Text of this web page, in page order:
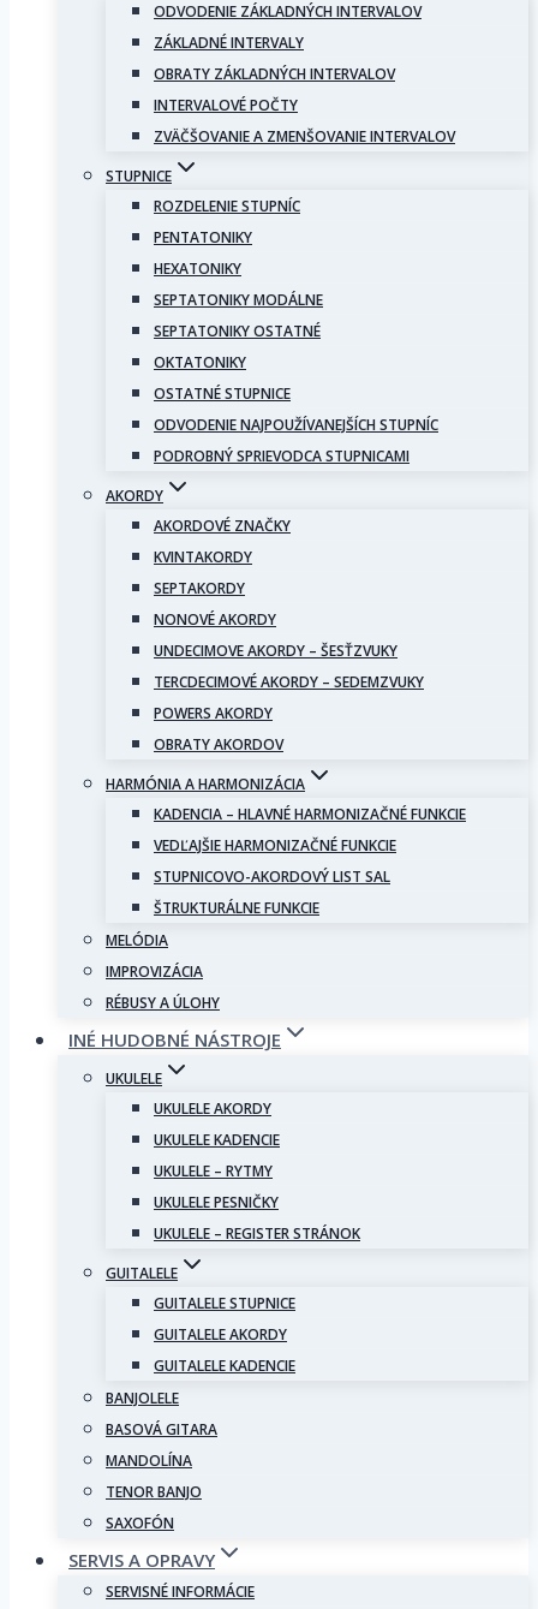
ODVODENIE ZÁKLADNÝCH INTERVALOV
ZÁKLADNÉ INTERVALY
OBRATY ZÁKLADNÝCH INTERVALOV
INTERVALOVÉ POČTY
ZVÄČŠOVANIE A ZMENŠOVANIE INTERVALOV
STUPNICE
ROZDELENIE STUPNÍC
PENTATONIKY
HEXATONIKY
SEPTATONIKY MODÁLNE
SEPTATONIKY OSTATNÉ
OKTATONIKY
OSTATNÉ STUPNICE
ODVODENIE NAJPOUŽÍVANEJŠÍCH STUPNÍC
PODROBNÝ SPRIEVODCA STUPNICAMI
AKORDY
AKORDOVÉ ZNAČKY
KVINTAKORDY
SEPTAKORDY
NONOVÉ AKORDY
UNDECIMOVE AKORDY – ŠESŤZVUKY
TERCDECIMOVÉ AKORDY – SEDEMZVUKY
POWERS AKORDY
OBRATY AKORDOV
HARMÓNIA A HARMONIZÁCIA
KADENCIA – HLAVNÉ HARMONIZAČNÉ FUNKCIE
VEDĽAJŠIE HARMONIZAČNÉ FUNKCIE
STUPNICOVO-AKORDOVÝ LIST SAL
ŠTRUKTURÁLNE FUNKCIE
MELÓDIA
IMPROVIZÁCIA
RÉBUSY A ÚLOHY
INÉ HUDOBNÉ NÁSTROJE
UKULELE
UKULELE AKORDY
UKULELE KADENCIE
UKULELE – RYTMY
UKULELE PESNIČKY
UKULELE – REGISTER STRÁNOK
GUITALELE
GUITALELE STUPNICE
GUITALELE AKORDY
GUITALELE KADENCIE
BANJOLELE
BASOVÁ GITARA
MANDOLÍNA
TENOR BANJO
SAXOFÓN
SERVIS A OPRAVY
SERVISNÉ INFORMÁCIE